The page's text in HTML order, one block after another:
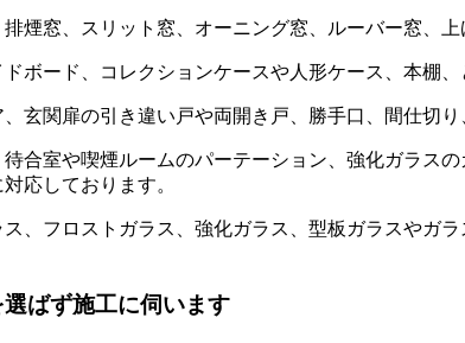
煙窓、スリット窓、オーニング窓、ルーバー窓、
ボード、コレクションケースや人形ケース、本棚、
玄関扉の引き違い戸や両開き戸、勝手口、間仕切り
合室や喫煙ルームのパーテーション、強化ガラス
応しております。
、フロストガラス、強化ガラス、型板ガラスやガ
ばず施工に伺います